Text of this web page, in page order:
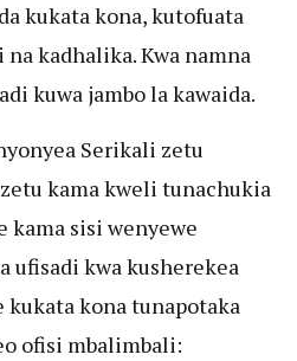
kukata kona, kutofuata
kadhalika. Kwa namna
kuwa jambo la kawaida.
Serikali zetu
kama kweli tunachukia
kama sisi wenyewe
ufisadi kwa kusherekea
kukata kona tunapotaka
ofisi mbalimbali: